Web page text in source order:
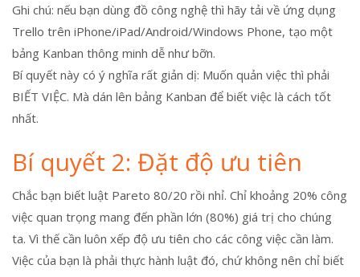
Ghi chú: nếu bạn dùng đồ công nghệ thì hãy tải về ứng dụng
Trello trên iPhone/iPad/Android/Windows Phone, tạo một
bảng Kanban thông minh dễ như bỡn.
Bí quyết này có ý nghĩa rất giản dị: Muốn quản việc thì phải
BIẾT VIỆC. Mà dán lên bảng Kanban để biết việc là cách tốt
nhất.
Bí quyết 2: Đặt độ ưu tiên
Chắc bạn biết luật Pareto 80/20 rồi nhỉ. Chỉ khoảng 20% công
việc quan trọng mang đến phần lớn (80%) giá trị cho chúng
ta. Vì thế cần luôn xếp độ ưu tiên cho các công việc cần làm.
Việc của bạn là phải thực hành luật đó, chứ không nên chỉ biết